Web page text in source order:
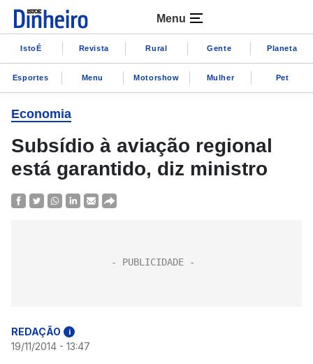
Menu
IstoÉ Revista Rural Gente Planeta
Esportes Menu Motorshow Mulher Pet
Economia
Subsídio à aviação regional
está garantido, diz ministro
REDAÇÃO i
19/11/2014 - 13:47